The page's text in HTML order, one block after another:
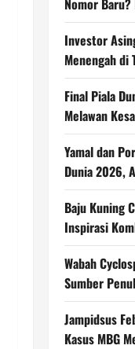
Nomor
Investor
Menengah di
Final Piala
Melawan
Yamal dan
Dunia 2026,
Baju Kuning
Inspirasi
Wabah
Sumber
Jampidsus
Kasus MBG